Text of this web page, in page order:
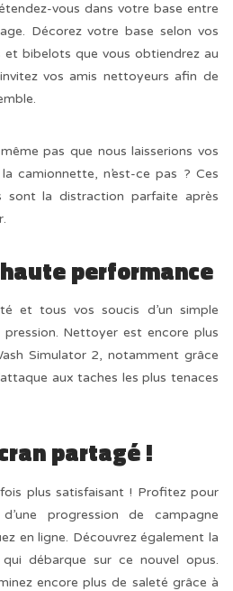
vous dans votre base entre
Décorez votre base selon vos
et bibelots que vous obtiendrez au
vos amis nettoyeurs afin de
pas que nous laisserions vos
camionnette, n’est-ce pas ? Ces
sont la distraction parfaite après
performance
et tous vos soucis d’un simple
Nettoyer est encore plus
Simulator 2, notamment grâce
aux taches les plus tenaces
partagé !
plus satisfaisant ! Profitez pour
progression de campagne
en ligne. Découvrez également la
débarque sur ce nouvel opus.
encore plus de saleté grâce à